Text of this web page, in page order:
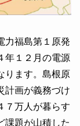
力福島第１原発
年１２月の電源
ります。島根原
計画が義務づけ
７万人が暮らす
課題が山積した